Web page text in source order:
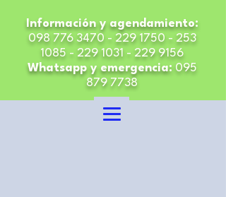
Información y agendamiento:
098 776 3470 - 229 1750 - 253
1085 - 229 1031 - 229 9156
Whatsapp y emergencia: 095
879 7738